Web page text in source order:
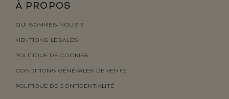
À PROPOS
QUI SOMMES-NOUS ?
MENTIONS LÉGALES
POLITIQUE DE COOKIES
CONDITIONS GÉNÉRALES DE VENTE
POLITIQUE DE CONFIDENTIALITÉ